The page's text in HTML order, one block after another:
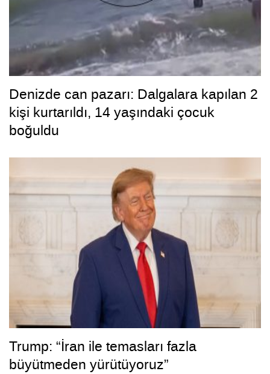
Denizde can pazarı: Dalgalara kapılan 2
kişi kurtarıldı, 14 yaşındaki çocuk
boğuldu
Trump: “İran ile temasları fazla
büyütmeden yürütüyoruz”